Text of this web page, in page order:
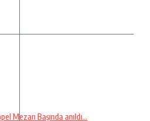
Mezarı Başında anıldı…